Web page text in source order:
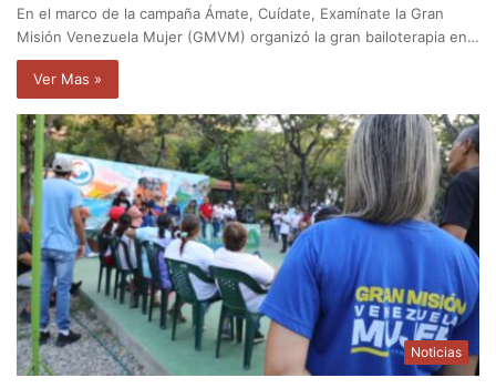
En el marco de la campaña Ámate, Cuídate, Examínate la Gran
Misión Venezuela Mujer (GMVM) organizó la gran bailoterapia en…
Ver Mas »
Noticias